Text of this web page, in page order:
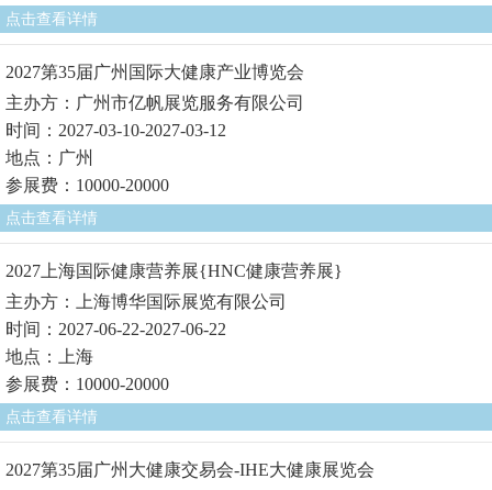
点击查看详情
2027第35届广州国际大健康产业博览会
主办方：广州市亿帆展览服务有限公司
时间：2027-03-10-2027-03-12
地点：广州
参展费：10000-20000
点击查看详情
2027上海国际健康营养展{HNC健康营养展}
主办方：上海博华国际展览有限公司
时间：2027-06-22-2027-06-22
地点：上海
参展费：10000-20000
点击查看详情
2027第35届广州大健康交易会-IHE大健康展览会